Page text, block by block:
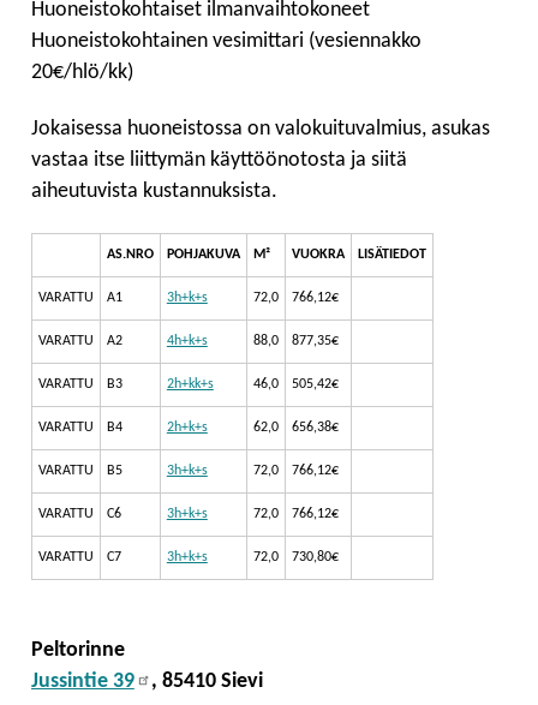
Huoneistokohtaiset ilmanvaihtokoneet
Huoneistokohtainen vesimittari (vesiennakko
20€/hlö/kk)
Jokaisessa huoneistossa on valokuituvalmius, asukas
vastaa itse liittymän käyttöönotosta ja siitä
aiheutuvista kustannuksista.
AS.NRO POHJAKUVA M² VUOKRA LISÄTIEDOT
VARATTU A1 3h+k+s 72,0 766,12€
VARATTU A2 4h+k+s 88,0 877,35€
VARATTU B3 2h+kk+s 46,0 505,42€
VARATTU B4 2h+k+s 62,0 656,38€
VARATTU B5 3h+k+s 72,0 766,12€
VARATTU C6 3h+k+s 72,0 766,12€
VARATTU C7 3h+k+s 72,0 730,80€
Peltorinne
Jussintie 39
, 85410 Sievi